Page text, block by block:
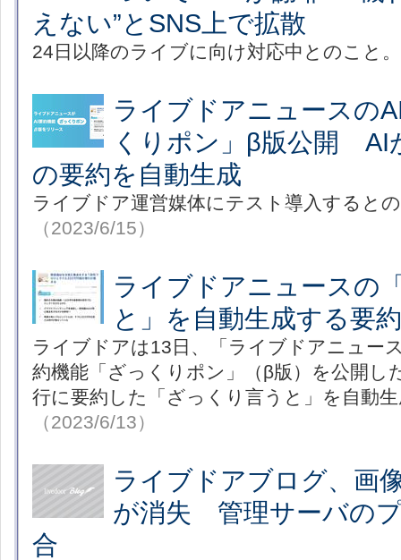
えない”とSNS上で拡散
24日以降のライブに向け対応中とのこと。
ライブドアニュースの
くりポン」β版公開 AI
の要約を自動生成
ライブドア運営媒体にテスト導入すると
（2023/6/15）
ライブドアニュースの
と」を自動生成する要
ライブドアは13日、「ライブドアニュー
約機能「ざっくりポン」（β版）を公開し
行に要約した「ざっくり言うと」を自動
（2023/6/13）
ライブドアブログ、画
が消失 管理サーバの
合